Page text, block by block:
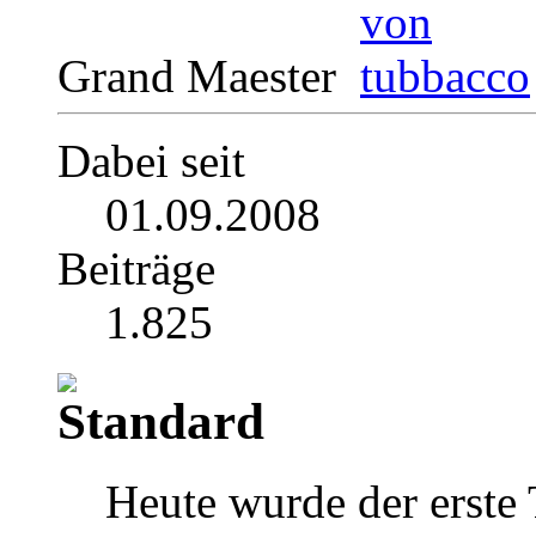
Grand Maester
Dabei seit
01.09.2008
Beiträge
1.825
Heute wurde der